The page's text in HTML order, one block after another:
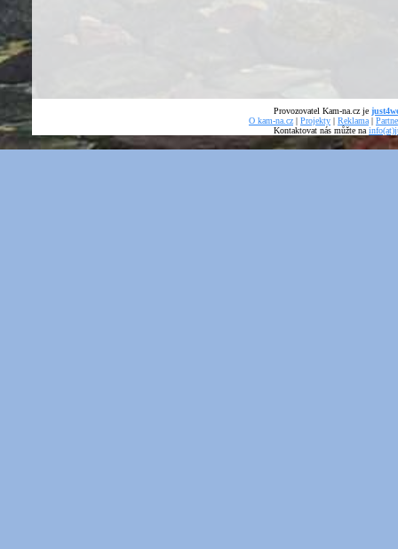
Provozovatel Kam-na.cz je
O kam-na.cz | Projekty | Reklama |
Kontaktovat nás můžte na